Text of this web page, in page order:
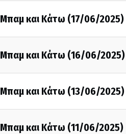
Μπαμ και Κάτω (17/06/2025)
Μπαμ και Κάτω (16/06/2025)
Μπαμ και Κάτω (13/06/2025)
Μπαμ και Κάτω (11/06/2025)